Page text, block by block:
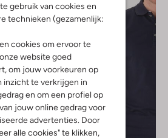
gebruik van cookies en
technieken (gezamenlijk:
cookies om ervoor te
website goed
om jouw voorkeuren op
inzicht te verkrijgen in
en om een profiel op
jouw online gedrag voor
advertenties. Door
alle cookies" te klikken,